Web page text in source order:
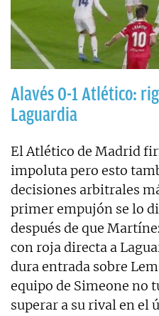
Alavés 0-1 Atlético:
Laguardia
El Atlético de Madrid
impoluta pero esto
decisiones arbitrales
primer empujón se lo
después de que
con roja directa a
dura entrada sobre
equipo de Simeone no
superar a su rival en el